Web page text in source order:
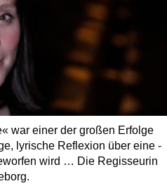
war einer der großen Erfolge
lyrische Reflexion über eine
wird … Die Regisseurin